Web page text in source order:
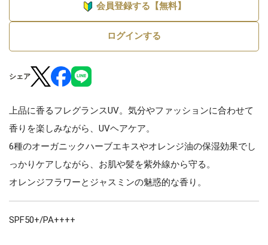
会員登録する【無料】
ログインする
シェア
上品に香るフレグランスUV。気分やファッションに合わせて
香りを楽しみながら、UVヘアケア。
6種のオーガニックハーブエキスやオレンジ油の保湿効果でし
っかりケアしながら、お肌や髪を紫外線から守る。
オレンジフラワーとジャスミンの魅惑的な香り。
SPF50+/PA++++